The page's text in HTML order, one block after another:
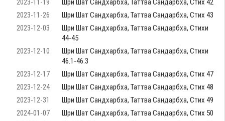
2023-11-19
Шри Шат Сандхарбха, Таттва Сандарбха, Стих 42
2023-11-26
Шри Шат Сандхарбха, Таттва Сандарбха, Стих 43
2023-12-03
Шри Шат Сандхарбха, Таттва Сандарбха, Стихи
44-45
2023-12-10
Шри Шат Сандхарбха, Таттва Сандарбха, Стихи
46.1-46.3
2023-12-17
Шри Шат Сандхарбха, Таттва Сандарбха, Стих 47
2023-12-24
Шри Шат Сандхарбха, Таттва Сандарбха, Стих 48
2023-12-31
Шри Шат Сандхарбха, Таттва Сандарбха, Стих 49
2024-01-07
Шри Шат Сандхарбха, Таттва Сандарбха, Стих 50